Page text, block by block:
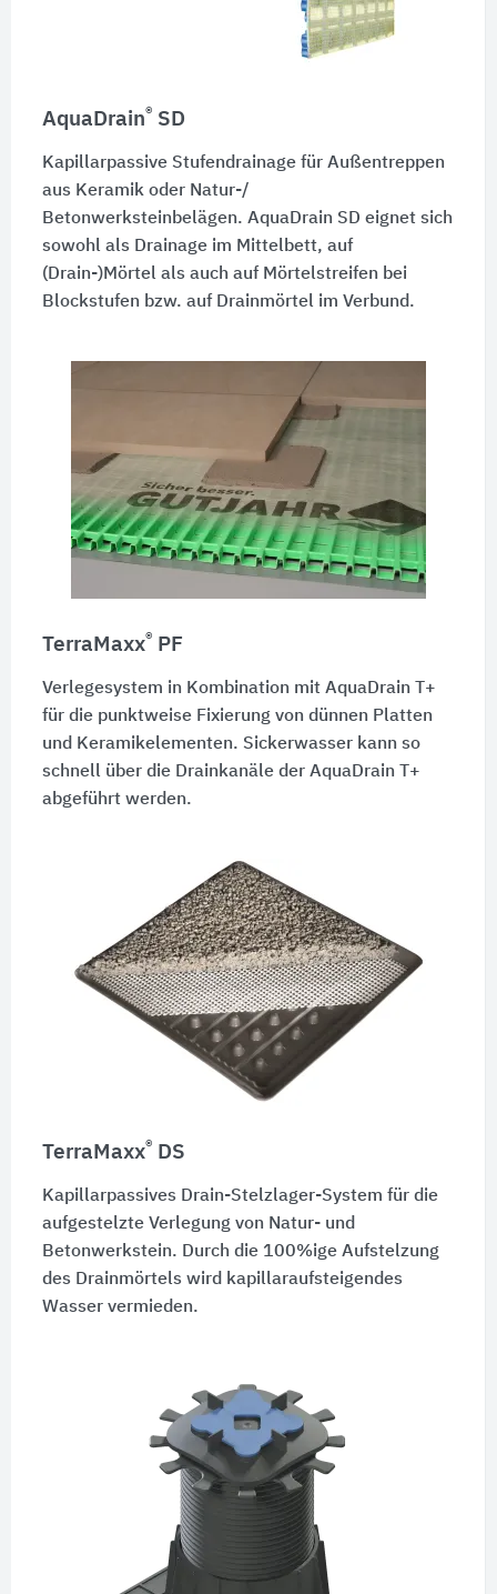
AquaDrain® SD
Kapillarpassive Stufendrainage für Außentreppen
aus Keramik oder Natur-/
Betonwerksteinbelägen. AquaDrain SD eignet sich
sowohl als Drainage im Mittelbett, auf
(Drain-)Mörtel als auch auf Mörtelstreifen bei
Blockstufen bzw. auf Drainmörtel im Verbund.
TerraMaxx® PF
Verlegesystem in Kombination mit AquaDrain T+
für die punktweise Fixierung von dünnen Platten
und Keramikelementen. Sickerwasser kann so
schnell über die Drainkanäle der AquaDrain T+
abgeführt werden.
TerraMaxx® DS
Kapillarpassives Drain-Stelzlager-System für die
aufgestelzte Verlegung von Natur- und
Betonwerkstein. Durch die 100%ige Aufstelzung
des Drainmörtels wird kapillaraufsteigendes
Wasser vermieden.